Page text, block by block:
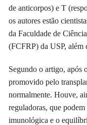
de anticorpos) e T
os autores estão
da Faculdade de
(FCFRP) da USP, além
Segundo o artigo, após
promovido pelo
normalmente. Houve,
reguladoras, que
imunológica e o